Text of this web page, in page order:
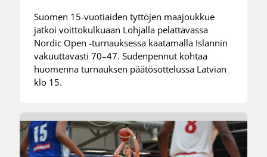
Suomen 15-vuotiaiden tyttöjen maajoukkue
jatkoi voittokulkuaan Lohjalla pelattavassa
Nordic Open -turnauksessa kaatamalla Islannin
vakuuttavasti 70–47. Sudenpennut kohtaa
huomenna turnauksen päätösottelussa Latvian
klo 15.